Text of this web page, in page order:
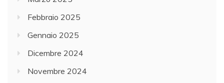
Febbraio 2025
Gennaio 2025
Dicembre 2024
Novembre 2024